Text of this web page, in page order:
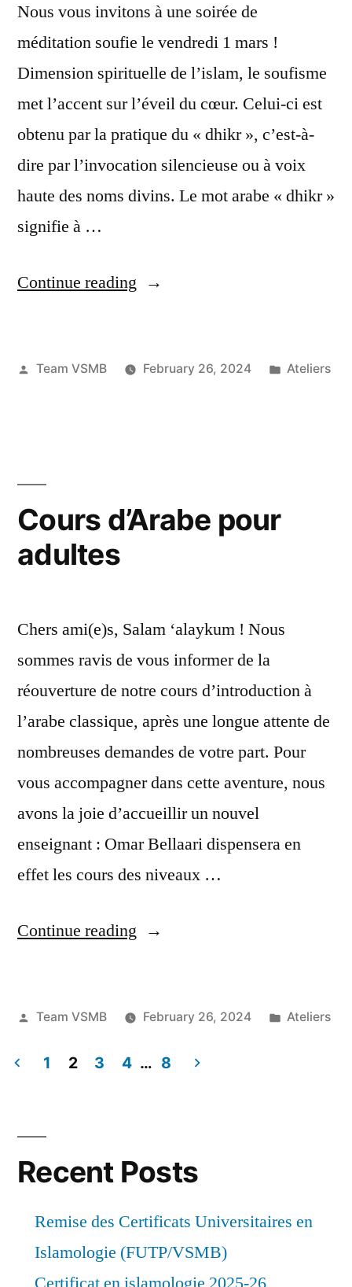
Nous vous invitons à une soirée de
méditation soufie le vendredi 1 mars !
Dimension spirituelle de l’islam, le soufisme
met l’accent sur l’éveil du cœur. Celui-ci est
obtenu par la pratique du « dhikr », c’est-à-
dire par l’invocation silencieuse ou à voix
haute des noms divins. Le mot arabe « dhikr »
signifie à …
Continue reading “Méditation
1
Posted
Team VSMB February 26, 2024
Posted
Ateliers
Cours d’Arabe pour
adultes
Chers ami(e)s, Salam ‘alaykum ! Nous
sommes ravis de vous informer de la
réouverture de notre cours d’introduction à
l’arabe classique, après une longue attente de
nombreuses demandes de votre part. Pour
vous accompagner dans cette aventure, nous
avons la joie d’accueillir un nouvel
enseignant : Omar Bellaari dispensera en
effet les cours des niveaux …
Continue reading “Cours
adultes”
Posted
Team VSMB February 26, 2024
Posted
Ateliers
pagination
1 2 3 4 … 8
Recent Posts
Remise des Certificats Universitaires en
Islamologie (FUTP/VSMB)